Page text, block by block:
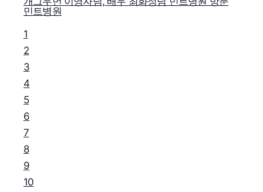
민트병원
1
2
3
4
5
6
7
8
9
10